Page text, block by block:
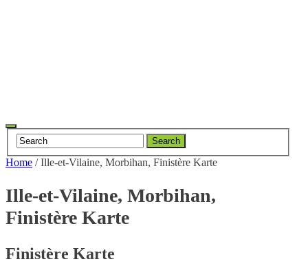
Toggle
navigation
Search
Home /Ille-et-Vilaine, Morbihan, Finistère Karte
Ille-et-Vilaine, Morbihan,
Finistère Karte
Finistère Karte